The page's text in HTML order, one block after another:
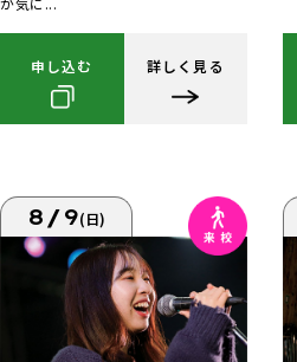
申し込む 詳しく見る
8/9(日)